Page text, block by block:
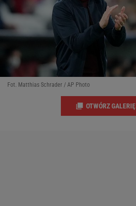
Fot. Matthias Schrader / AP Photo
OTWÓRZ GALERIĘ